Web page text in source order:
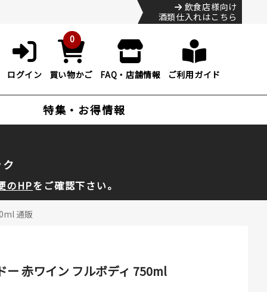
飲食店様向け
酒類仕入れはこちら
ログイン
0
買い物かご FAQ・店舗情報 ご利用ガイド
特集・お得情報
のHPをご確認下さい。
通販
ー 赤ワイン フルボディ 750ml